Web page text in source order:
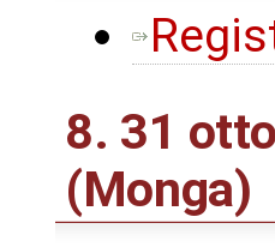
8. 31
(Monga)